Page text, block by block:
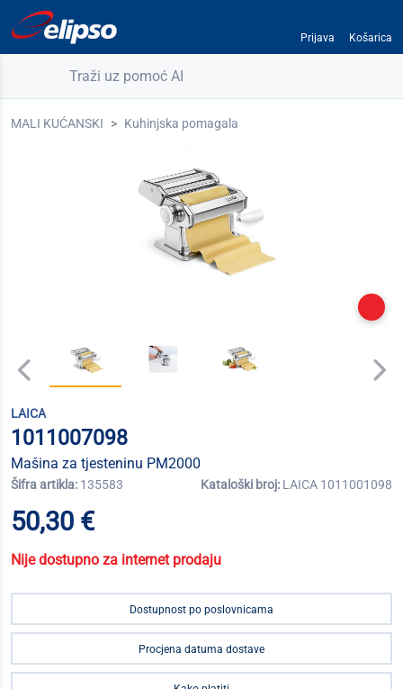
Prijava Košarica
Traži uz pomoć AI
MALI KUĆANSKI Kuhinjska pomagala
LAICA
1011007098
Mašina za tjesteninu PM2000
Šifra artikla: 135583 Kataloški broj: LAICA 1011001098
50,30 €
Nije dostupno za internet prodaju
Dostupnost po poslovnicama
Procjena datuma dostave